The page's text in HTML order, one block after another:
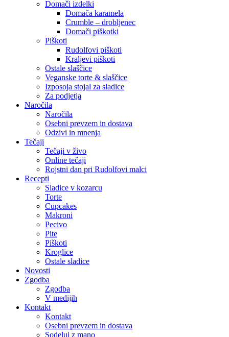
Domači izdelki
Domača karamela
Crumble – drobljenec
Domači piškotki
Piškoti
Rudolfovi piškoti
Kraljevi piškoti
Ostale slaščice
Veganske torte & slaščice
Izposoja stojal za sladice
Za podjetja
Naročila
Naročila
Osebni prevzem in dostava
Odzivi in mnenja
Tečaji
Tečaji v živo
Online tečaji
Rojstni dan pri Rudolfovi malci
Recepti
Sladice v kozarcu
Torte
Cupcakes
Makroni
Pecivo
Pite
Piškoti
Kroglice
Ostale sladice
Novosti
Zgodba
Zgodba
V medijih
Kontakt
Kontakt
Osebni prevzem in dostava
Sodeluj z mano